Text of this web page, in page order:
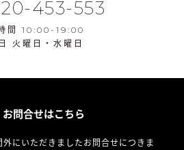
453-553
間 10:00-19:00
火曜日・水曜日
お問合せはこちら
にいただきましたお問合せにつきま